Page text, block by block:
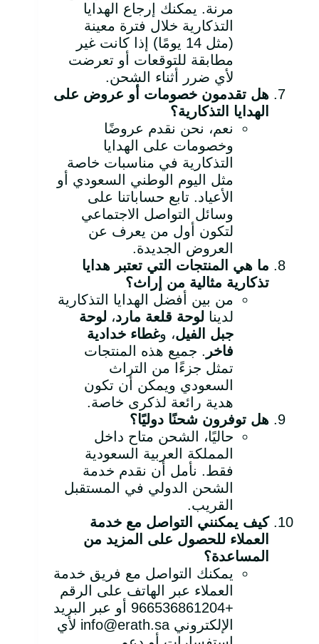
مرنة. يمكنك إرجاع الهدايا
التذكارية خلال فترة معينة
(مثل 14 يومًا) إذا كانت غير
مطابقة للتوقعات أو تعرضت
لأي ضرر أثناء الشحن.
هل تقدمون خصومات أو عروض على
الهدايا التذكارية؟
نعم، نحن نقدم عروضًا
وخصومات على الهدايا
التذكارية في مناسبات خاصة
مثل اليوم الوطني السعودي أو
الأعياد. تابع حساباتنا على
وسائل التواصل الاجتماعي
لتكون أول من يعرف عن
العروض الجديدة.
ما هي المنتجات التي تعتبر هدايا
تذكارية مثالية من إراث؟
من بين أفضل الهدايا التذكارية
لدينا لوحة قلعة مارد، لوحة
جبل الفيل، وغطاء خدادية
فاخر . جميع هذه المنتجات
تمثل جزءًا من التراث
السعودي ويمكن أن تكون
هدية رائعة لذكرى خاصة.
هل توفرون شحنًا دوليًا؟
حاليًا، الشحن متاح داخل
المملكة العربية السعودية
فقط. نأمل أن نقدم خدمة
الشحن الدولي في المستقبل
القريب.
كيف يمكنني التواصل مع خدمة
العملاء للحصول على المزيد من
المساعدة؟
يمكنك التواصل مع فريق خدمة
العملاء عبر الهاتف على الرقم
+966536861204 أو عبر البريد
الإلكتروني info@erath.sa لأي